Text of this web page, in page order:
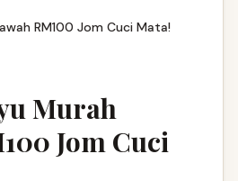
RM100 Jom Cuci Mata!
Murah
Jom Cuci